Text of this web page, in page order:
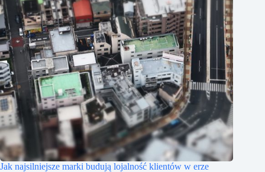
Jak najsilniejsze marki budują lojalność klientów w erze